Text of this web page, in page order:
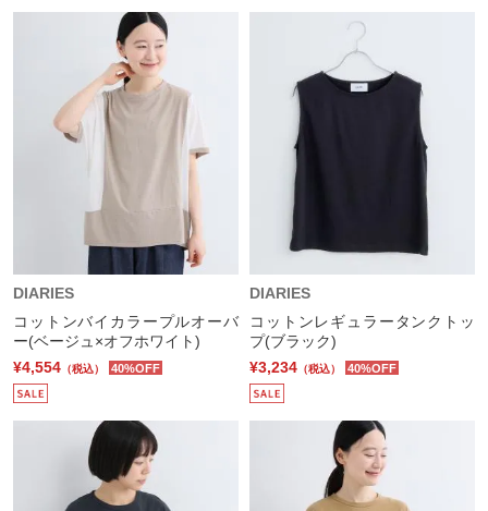
DIARIES
コットンバイカラープルオーバ
ー(ベージュ×オフホワイト)
¥4,554 （税込） 40%OFF
DIARIES
コットンレギュラータンクトッ
プ(ブラック)
¥3,234 （税込） 40%OFF